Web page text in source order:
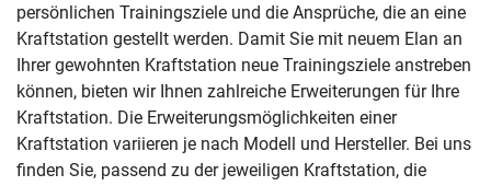
persönlichen Trainingsziele und die Ansprüche, die an eine
Kraftstation gestellt werden. Damit Sie mit neuem Elan an
Ihrer gewohnten Kraftstation neue Trainingsziele anstreben
können, bieten wir Ihnen zahlreiche Erweiterungen für Ihre
Kraftstation. Die Erweiterungsmöglichkeiten einer
Kraftstation variieren je nach Modell und Hersteller. Bei uns
finden Sie, passend zu der jeweiligen Kraftstation, die